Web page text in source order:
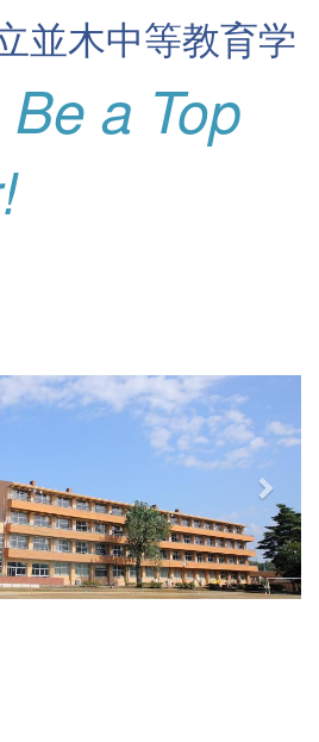
並木中等教育学
Be a Top